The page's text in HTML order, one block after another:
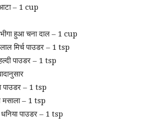
– 1 cup
हुआ चना दाल – 1 cup
मिर्च पाउडर – 1 tsp
पाउडर – 1 tsp
– 1 tsp
– 1 tsp
पाउडर – 1 tsp